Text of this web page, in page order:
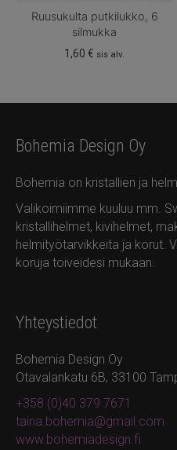
Ruusukulta putkilukko, 6
silmukka
1,60€ sis alv.
Bohemia Design Oy
Bohemia on kristallien ja
Valikoimiimme kuuluu mm.
kristallihelmet, kivihelmet,
helmityötarvikkeita ja korut.
koruja toiveidesi mukaan.
Yhteystiedot
Bohemia Design Oy
Otavalankatu 6B, 33100
+358 (0)40 379 7671
taina.bohemia@gmail.com
www.bohemiadesign.fi